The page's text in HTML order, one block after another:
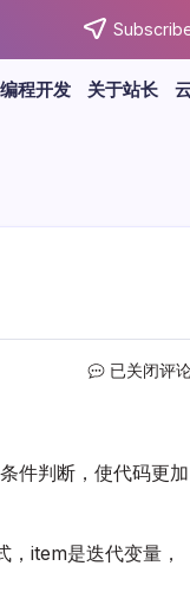
编程开发 关于站长
Python
导：
解
析
已关闭评
件判断，使代码更加
item是迭代变量，